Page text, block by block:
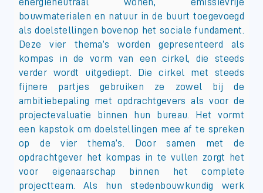
bouwmaterialen en natuur in de buurt toegevoegd
als doelstellingen bovenop het sociale fundament.
Deze vier thema’s worden gepresenteerd als
kompas in de vorm van een cirkel, die steeds
verder wordt uitgediept. Die cirkel met steeds
fijnere partjes gebruiken ze zowel bij de
ambitiebepaling met opdrachtgevers als voor de
projectevaluatie binnen hun bureau. Het vormt
een kapstok om doelstellingen mee af te spreken
op de vier thema’s. Door samen met de
opdrachtgever het kompas in te vullen zorgt het
voor eigenaarschap binnen het complete
projectteam. Als hun stedenbouwkundig werk